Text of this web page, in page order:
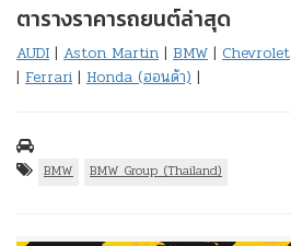
ตารางราคารถยนต์ล่าสุด
AUDI | Aston Martin | BMW | Chevrolet
| Ferrari | Honda (ฮอนด้า) |
BMW BMW Group (Thailand)